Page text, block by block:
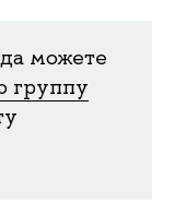
можете
группу